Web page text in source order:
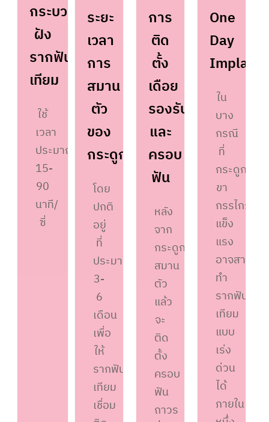
กระบวนการ
ฝัง
รากฟัน
เทียม
ใช้
เวลา
ประมาณ
15-
90
นาที/
ซี่
ระยะ
เวลา
การ
สมาน
ตัว
ของ
กระดูก
โดย
ปกติ
อยู่
ที่
ประมาณ
3-
6
เดือน
เพื่อ
ให้
รากฟัน
เทียม
เชื่อม
การ
ติด
ตั้ง
เดือย
รองรับ
และ
ครอบ
ฟัน
หลัง
จาก
กระดูก
สมาน
ตัว
แล้ว
จะ
ติด
ตั้ง
ครอบ
ฟัน
ถาวร
One
Day
Implant
ใน
บาง
กรณี
ที่
กระดูก
ขา
กรรไกร
แข็ง
แรง
อาจสามาร
ทำ
รากฟัน
เทียม
แบบ
เร่ง
ด่วน
ได้
ภายใน